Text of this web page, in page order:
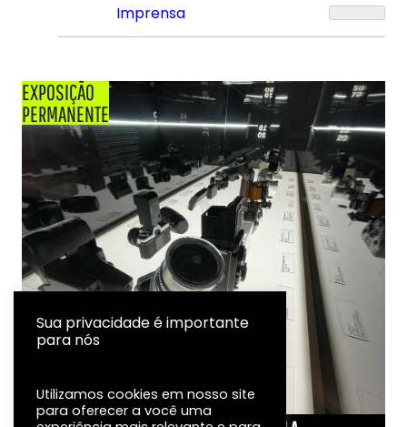
Imprensa
EXPOSIÇÃO
PERMANENTE
Sua privacidade é importante
para nós
Utilizamos cookies em nosso site
para oferecer a você uma